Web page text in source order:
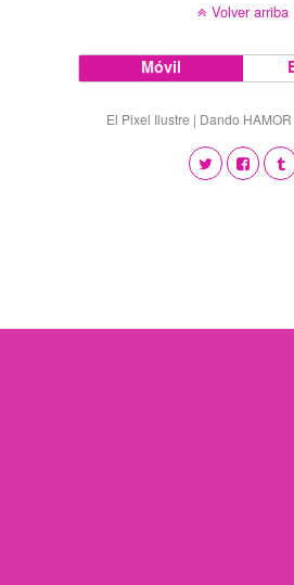
Volver arriba
Móvil
El Pixel Ilustre | Dando